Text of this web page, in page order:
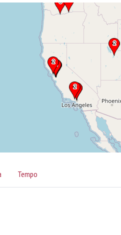
Tempo